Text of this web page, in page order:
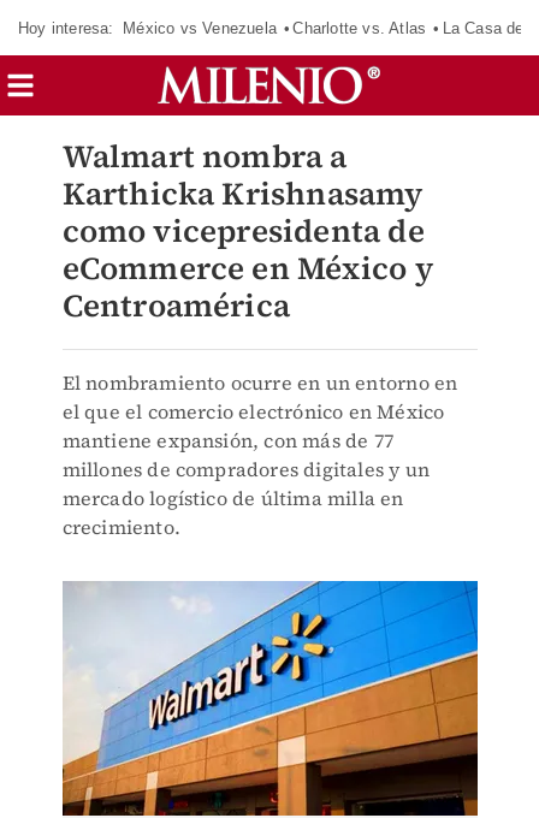
Hoy interesa: México vs Venezuela Charlotte vs. Atlas La Casa de
Walmart nombra a
Karthicka Krishnasamy
como vicepresidenta de
eCommerce en México y
Centroamérica
El nombramiento ocurre en un entorno en
el que el comercio electrónico en México
mantiene expansión, con más de 77
millones de compradores digitales y un
mercado logístico de última milla en
crecimiento.